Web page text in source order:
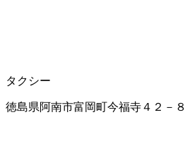
タクシー
徳島県阿南市富岡町今福寺４２－８